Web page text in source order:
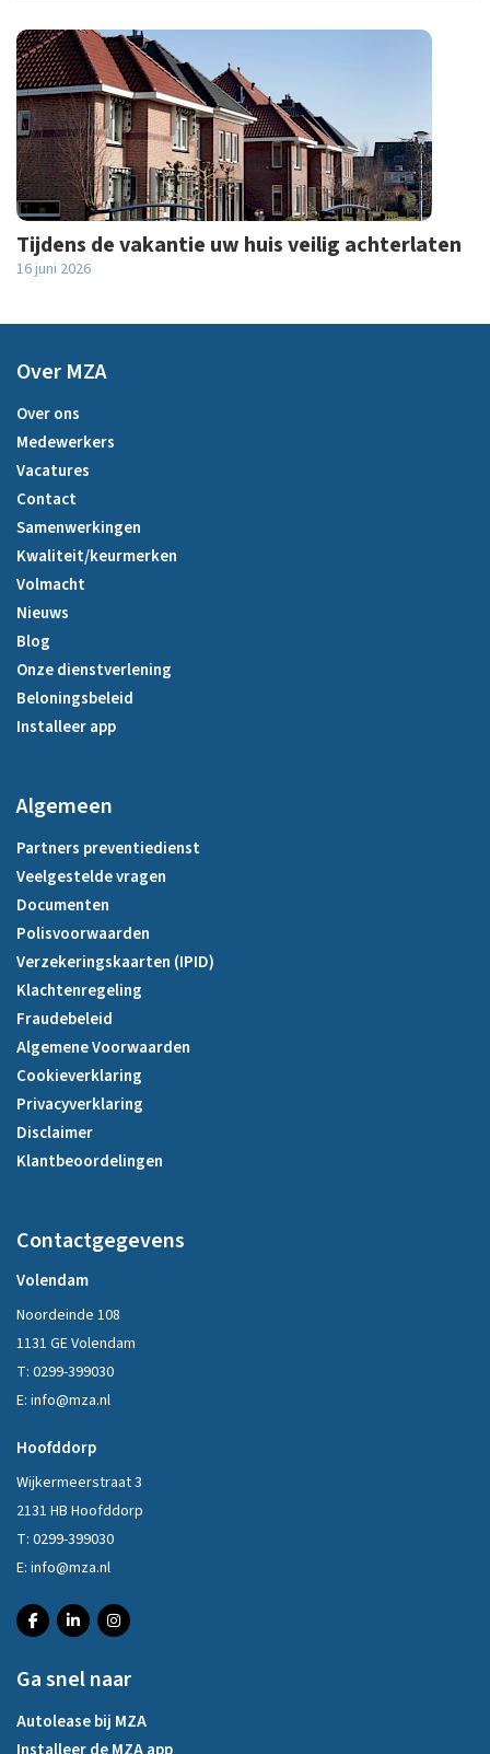
Tijdens de vakantie uw huis veilig achterlaten
16 juni 2026
Over MZA
Over ons
Medewerkers
Vacatures
Contact
Samenwerkingen
Kwaliteit/keurmerken
Volmacht
Nieuws
Blog
Onze dienstverlening
Beloningsbeleid
Installeer app
Algemeen
Partners preventiedienst
Veelgestelde vragen
Documenten
Polisvoorwaarden
Verzekeringskaarten (IPID)
Klachtenregeling
Fraudebeleid
Algemene Voorwaarden
Cookieverklaring
Privacyverklaring
Disclaimer
Klantbeoordelingen
Contactgegevens
Volendam
Noordeinde 108
1131 GE Volendam
T: 0299-399030
E: info@mza.nl
Hoofddorp
Wijkermeerstraat 3
2131 HB Hoofddorp
T: 0299-399030
E: info@mza.nl
Ga snel naar
Autolease bij MZA